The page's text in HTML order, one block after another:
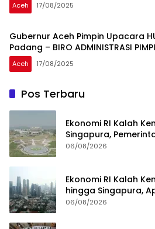
Aceh 17/08/2025
Gubernur Aceh Pimpin Upacara
Padang – BIRO ADMINISTRASI
Aceh 17/08/2025
Pos Terbaru
Ekonomi RI Kalah
Singapura,
Investasi
06/08/2026
Ekonomi RI Kalah
hingga Singapura,
06/08/2026